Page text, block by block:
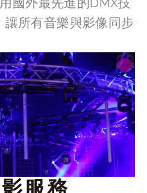
所有音樂與影像同步